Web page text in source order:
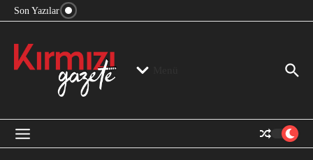
İçeriğe atla
Son Yazılar
“Mutlak Butlan” ve Bir Kez Daha Rejimin “Kendinden